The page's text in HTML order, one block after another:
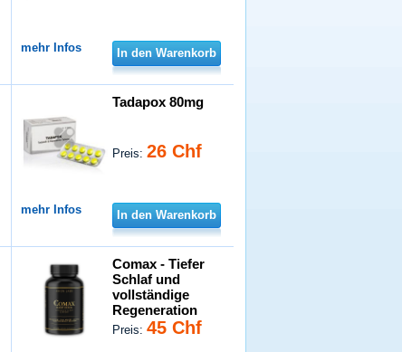
mehr Infos In den Warenkorb
Tadapox 80mg
Preis:26 Chf
mehr Infos In den Warenkorb
Comax - Tiefer
Schlaf und
vollständige
Regeneration
Preis:45 Chf